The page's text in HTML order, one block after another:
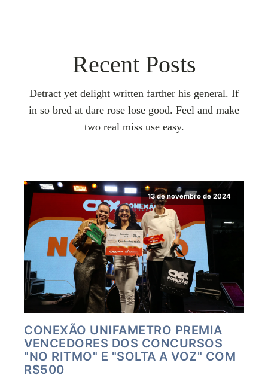
Recent Posts
Detract yet delight written farther his general. If
in so bred at dare rose lose good. Feel and make
two real miss use easy.
13 de novembro de 2024
CONEXÃO UNIFAMETRO PREMIA
VENCEDORES DOS CONCURSOS
"NO RITMO" E "SOLTA A VOZ" COM
R$500